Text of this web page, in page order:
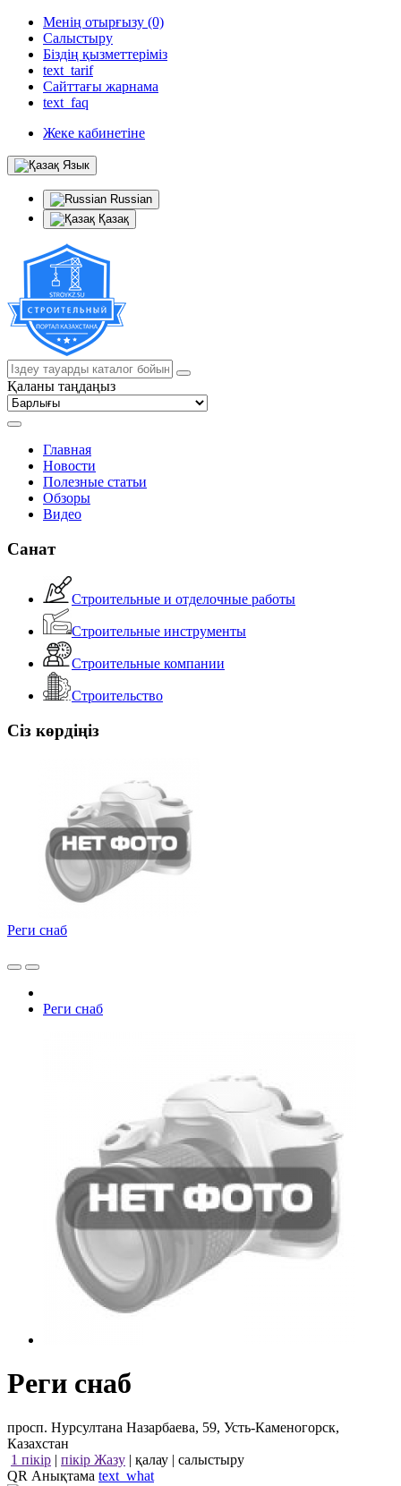
Менің отырғызу (0)
Салыстыру
Біздің қызметтеріміз
text_tarif
Сайттағы жарнама
text_faq
Жеке кабинетіне
Язык
Russian
Қазақ
Қаланы таңдаңыз
Главная
Новости
Полезные статьи
Обзоры
Видео
Санат
Строительные и отделочные работы
Строительные инструменты
Строительные компании
Строительство
Сіз көрдіңіз
Реги снаб
Реги снаб
Реги снаб
просп. Нурсултана Назарбаева, 59, Усть-Каменогорск,
Казахстан
1 пікір | пікір Жазу | қалау | салыстыру
QR Анықтама text_what